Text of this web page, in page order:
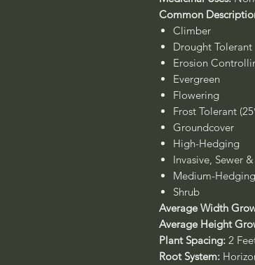
Common
Climber
Drought Tolerant
Erosion
Evergreen
Flowering
Frost Tolerant
Groundcover
High-Hedging
Invasive, Sewer
Medium-Hedging
Shrub
Average Width
Average Height
Plant Spacing: 2
Root System: